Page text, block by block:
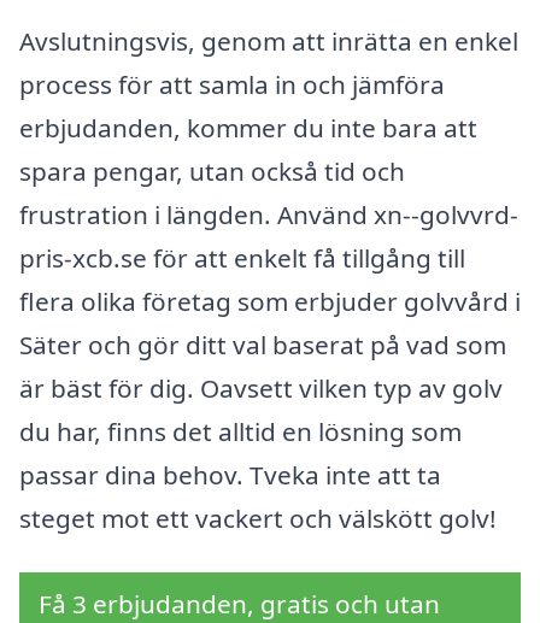
Avslutningsvis, genom att inrätta en enkel
process för att samla in och jämföra
erbjudanden, kommer du inte bara att
spara pengar, utan också tid och
frustration i längden. Använd xn--golvvrd-
pris-xcb.se för att enkelt få tillgång till
flera olika företag som erbjuder golvvård i
Säter och gör ditt val baserat på vad som
är bäst för dig. Oavsett vilken typ av golv
du har, finns det alltid en lösning som
passar dina behov. Tveka inte att ta
steget mot ett vackert och välskött golv!
Få 3 erbjudanden, gratis och utan